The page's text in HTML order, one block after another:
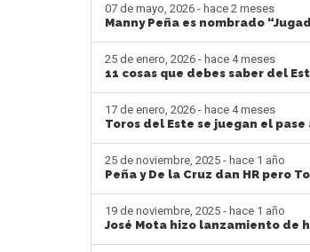
07 de mayo, 2026 - hace 2 meses
Manny Peña es nombrado
25 de enero, 2026 - hace 4 meses
11 cosas que debes saber del
17 de enero, 2026 - hace 4 meses
Toros del Este se juegan el
25 de noviembre, 2025 - hace 1 año
Peña y De la Cruz dan HR pero
19 de noviembre, 2025 - hace 1 año
José Mota hizo lanzamiento de